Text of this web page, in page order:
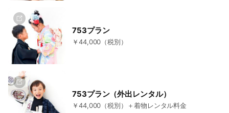
753プラン
￥44,000（税別）
753プラン（外出レンタル）
￥44,000（税別）＋着物レンタル料金